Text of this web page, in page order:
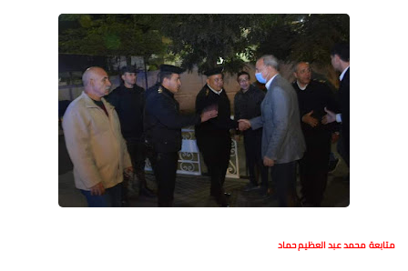
متابعة محمد عبد العظيم حماد